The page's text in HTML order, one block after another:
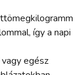
így a napi
egész